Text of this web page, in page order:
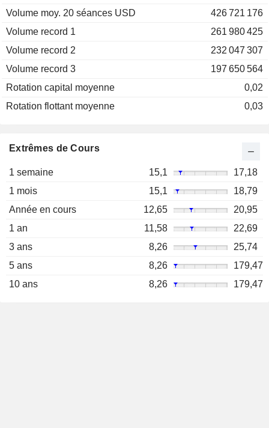
Volume moy. 20 séances USD
426 721 176
Volume record 1
261 980 425
Volume record 2
232 047 307
Volume record 3
197 650 564
Rotation capital moyenne
0,02
Rotation flottant moyenne
0,03
Extrêmes de Cours
1 semaine 15,1
17,18
1 mois
15,1
18,79
Année en cours
12,65
20,95
1 an
11,58
22,69
3 ans
8,26
25,74
5 ans
8,26
179,47
10 ans
8,26 179,47